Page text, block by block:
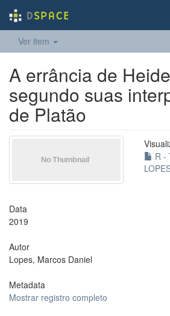
Ver item
A errância de
segundo suas
de Platão
R -
Data
2019
Autor
Lopes, Marcos Daniel
Metadata
Mostrar registro completo